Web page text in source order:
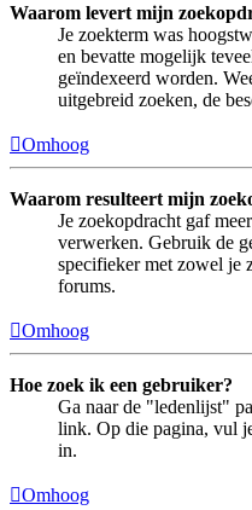
Waarom levert mijn
Je zoekterm was
en bevatte mogelijk
geïndexeerd worden.
uitgebreid zoeken, de
Omhoog
Waarom resulteert mijn
Je zoekopdracht gaf
verwerken. Gebruik de
specifieker met zowel je
forums.
Omhoog
Hoe zoek ik een gebruiker?
Ga naar de "ledenlijst"
link. Op die pagina, vul
in.
Omhoog